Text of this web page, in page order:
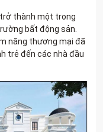
trở thành một trong
bất động sản.
năng thương mại đã
trẻ đến các nhà đầu